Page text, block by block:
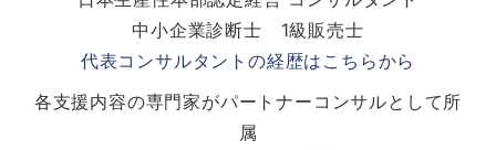
中小企業診断士 1級販売士
代表コンサルタントの経歴はこちらから
各支援内容の専門家がパートナーコンサルとして所
属